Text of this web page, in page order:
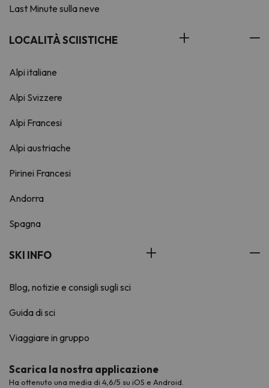
Last Minute sulla neve
LOCALITÀ SCIISTICHE
Alpi italiane
Alpi Svizzere
Alpi Francesi
Alpi austriache
Pirinei Francesi
Andorra
Spagna
SKI INFO
Blog, notizie e consigli sugli sci
Guida di sci
Viaggiare in gruppo
Scarica la nostra applicazione
Ha ottenuto una media di 4,6/5 su iOS e Android.